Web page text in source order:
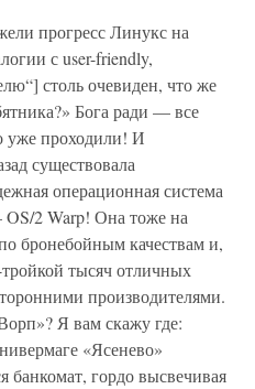
прогресс Линукс на
с user-friendly,
столь очевиден, что же
Бога ради — все
уже проходили! И
существовала
операционная система
2 Warp! Она тоже на
бронебойным качествам и,
тысяч отличных
производителями.
Я вам скажу где:
«Ясенево»
банкомат, гордо высвечивая